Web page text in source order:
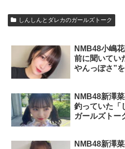
しんしんとダレカのガールズトーク
NMB48小嶋
前に聞いてい
やんっぽさ”
NMB48新澤
釣っていた「
ガールズトー
NMB48新澤